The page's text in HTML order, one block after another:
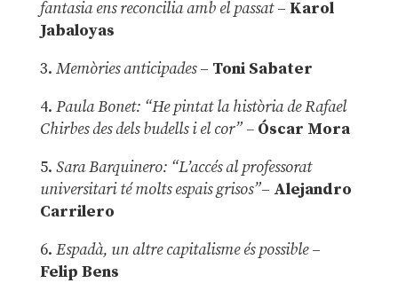
fantasia ens reconcilia amb el passat– Karol
Jabaloyas
3. Memòries anticipades– Toni Sabater
4. Paula Bonet: “He pintat la història de Rafael
Chirbes des dels budells i el cor” –Óscar Mora
5. Sara Barquinero: “L’accés al professorat
universitari té molts espais grisos”– Alejandro
Carrilero
6. Espadà, un altre capitalisme és possible –
Felip Bens